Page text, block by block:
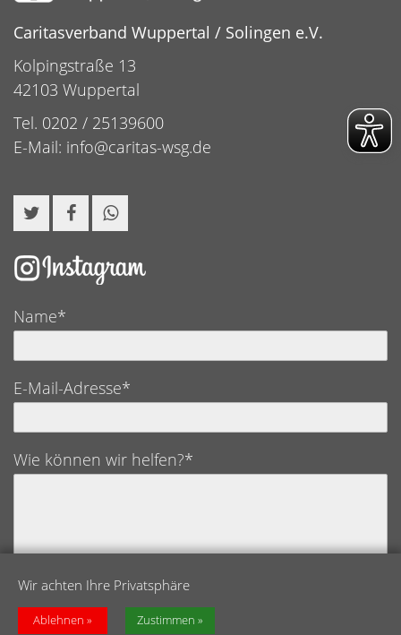
Wir achten Ihre Privatsphäre
Ablehnen Zustimmen
Caritasverband Wuppertal / Solingen e.V.
Kolpingstraße 13
42103 Wuppertal
Tel. 0202 / 25139600
E-Mail: info@caritas-wsg.de
Name*
E-Mail-Adresse*
Wie können wir helfen?*
Datenschutz*
Ich bestätige hiermit, die Datenschutzerklärung